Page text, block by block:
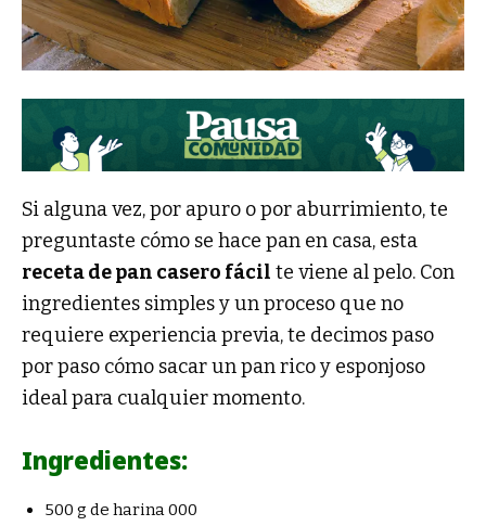
Si alguna vez, por apuro o por aburrimiento, te
preguntaste cómo se hace pan en casa, esta
receta de pan casero fácil te viene al pelo. Con
ingredientes simples y un proceso que no
requiere experiencia previa, te decimos paso
por paso cómo sacar un pan rico y esponjoso
ideal para cualquier momento.
Ingredientes:
500 g de harina 000